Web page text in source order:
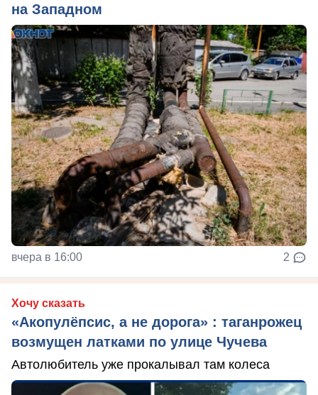
на Западном
вчера в 16:00 2
Хочу сказать
«Акопулёпсис, а не дорога» : таганрожец
возмущен латками по улице Чучева
Автолюбитель уже прокалывал там колеса